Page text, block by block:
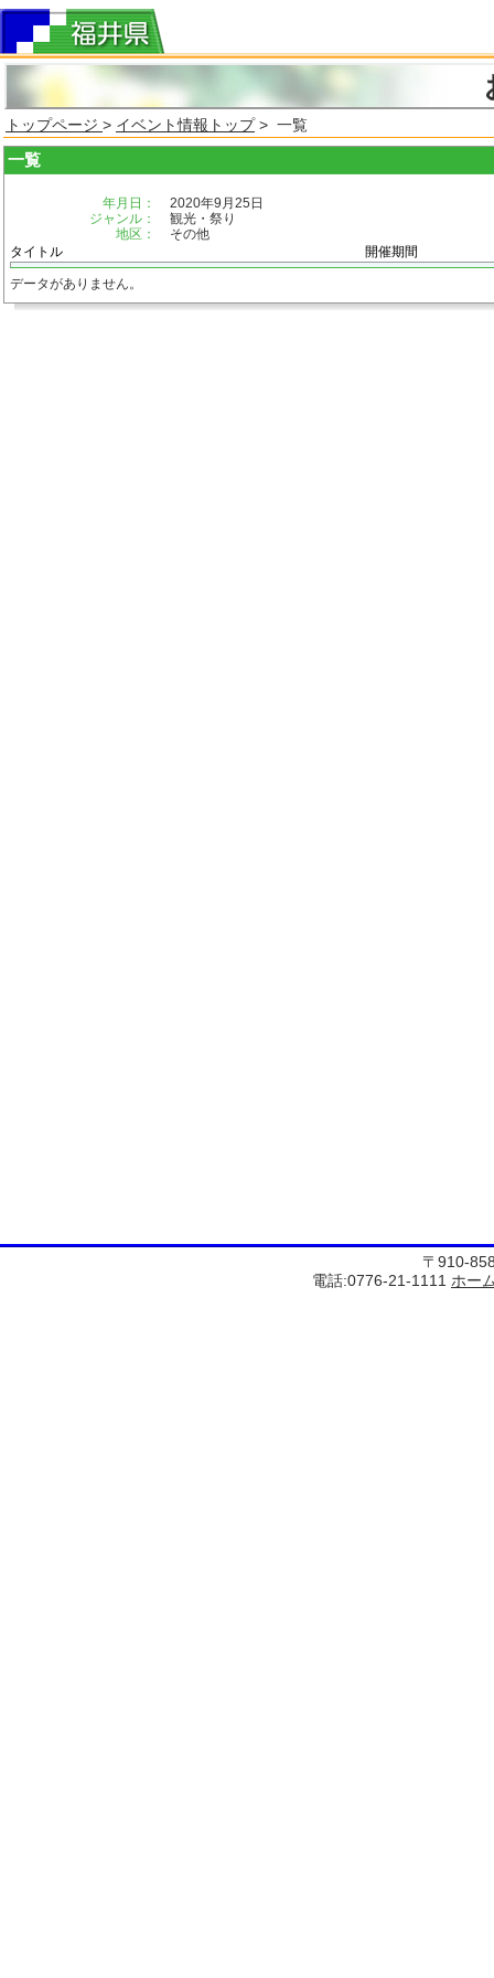
トップページ > イベント情報トップ> 一覧
一覧
年月日：
2020年9月25日
ジャンル：
観光・祭り
地区：
その他
タイトル
開催期間
データがありません。
〒910-
電話:0776-21-1111 ホー